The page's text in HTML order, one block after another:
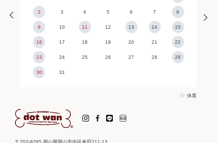
2 3 4 5 6 7 8
9 10 11 12 13 14 15
16 17 18 19 20 21 22
23 24 25 26 27 28 29
30 31
休業
〒703-8265 岡山県岡山市中区倉田211-13